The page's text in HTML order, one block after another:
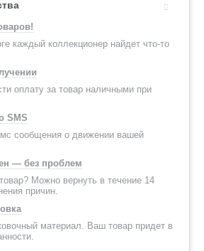
каждый коллекционер найдет что-то
оплату за товар наличными при
SMS
сообщения о движении вашей
— без проблем
Можно вернуть в течение 14
причин.
материал. Ваш товар придет в